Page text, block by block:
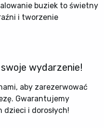
buziek to świetny
i tworzenie
wydarzenie!
aby zarezerwować
Gwarantujemy
dzieci i dorosłych!